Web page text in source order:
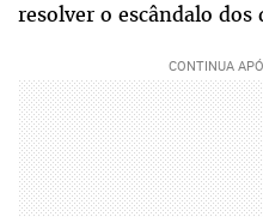
resolver o escândalo dos